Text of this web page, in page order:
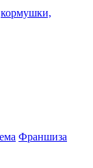
кормушки,
Франшиза